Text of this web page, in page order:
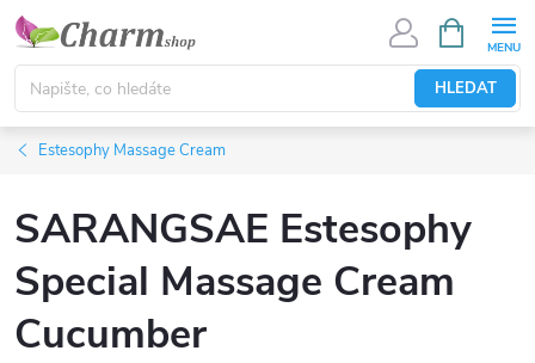
Přejít
obsah
HLEDAT
NÁKUPNÍ
KOŠÍK
Estesophy Massage Cream
SARANGSAE Estesophy
Special Massage Cream
Cucumber